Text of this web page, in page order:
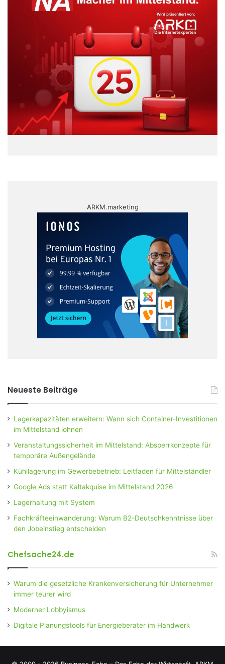
ARKM.marketing
Neueste Beiträge
Lagerkapazitäten erweitern: Wann sich Container-Investitionen
im Mittelstand lohnen
Veranstaltungssicherheit im Mittelstand: Absperrkonzepte für
temporäre Außengelände
Kühllagerung im Gewerbebetrieb: Leitfaden für Mittelständler
Google Ads statt Kaltakquise im Mittelstand 2026
Lagerhaltung mit System
Fachkräfteeinwanderung: Warum B2-Deutschkenntnisse über
den Jobeinstieg entscheiden
Chefsache24.de
Warum die gesetzliche Krankenversicherung für Unternehmer
immer teurer wird
Moderner Lobbyismus
Digitale Planungstools für Energieberater im Handwerk